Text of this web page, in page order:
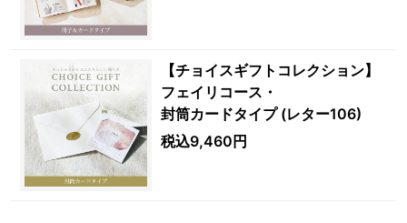
【チョイスギフトコレクション】
フェイリコース・
封筒カードタイプ (レター106)
税込9,460円